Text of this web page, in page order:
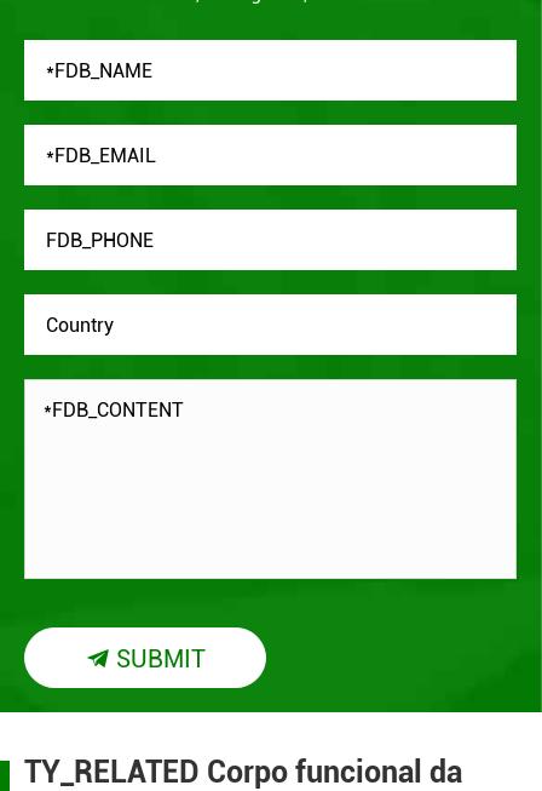
 SUBMIT
TY_RELATED Corpo funcional da